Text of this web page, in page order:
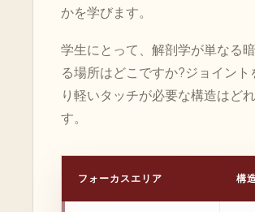
かを学びます。
学生にとって、解剖学が単なる
る場所はどこですか?ジョイン
り軽いタッチが必要な構造はど
す。
フォーカスエリア 構